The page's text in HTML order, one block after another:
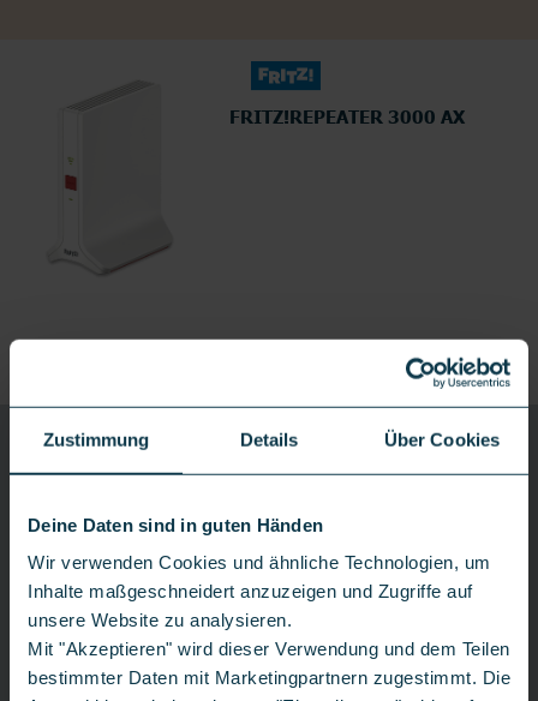
Zustimmung Details Über Cookies
Deine Daten sind in guten Händen
Wir verwenden Cookies und ähnliche Technologien, um
Inhalte maßgeschneidert anzuzeigen und Zugriffe auf
unsere Website zu analysieren.
Mit "Akzeptieren" wird dieser Verwendung und dem Teilen
bestimmter Daten mit Marketingpartnern zugestimmt. Die
FRITZ!REPEATER 3000 AX
Versand nach Rechnungseingang
CONGSTAR
ZUHAUSE 100 FLEX
100 Mbit/s
Zuhause 250 Flex
Zuhause 100 Flex
Weitere Details
119,00€
einm.
Versandkosten 4,99 €
18,00€ **
mtl.
AnschlussgebührGratis **